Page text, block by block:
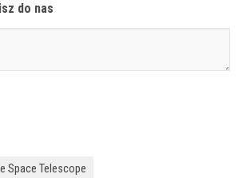
do nas
Space Telescope